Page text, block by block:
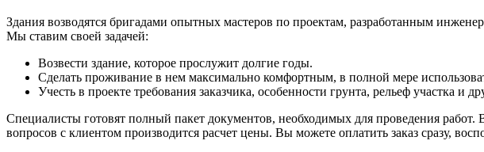
Здания возводятся бригадами опытных мастеров по проектам, разработанным
Мы ставим своей задачей:
Возвести здание, которое прослужит долгие годы.
Сделать проживание в нем максимально комфортным, в полной мере
Учесть в проекте требования заказчика, особенности грунта, рельеф участка и
Специалисты готовят полный пакет документов, необходимых для проведения
вопросов с клиентом производится расчет цены. Вы можете оплатить заказ сразу,